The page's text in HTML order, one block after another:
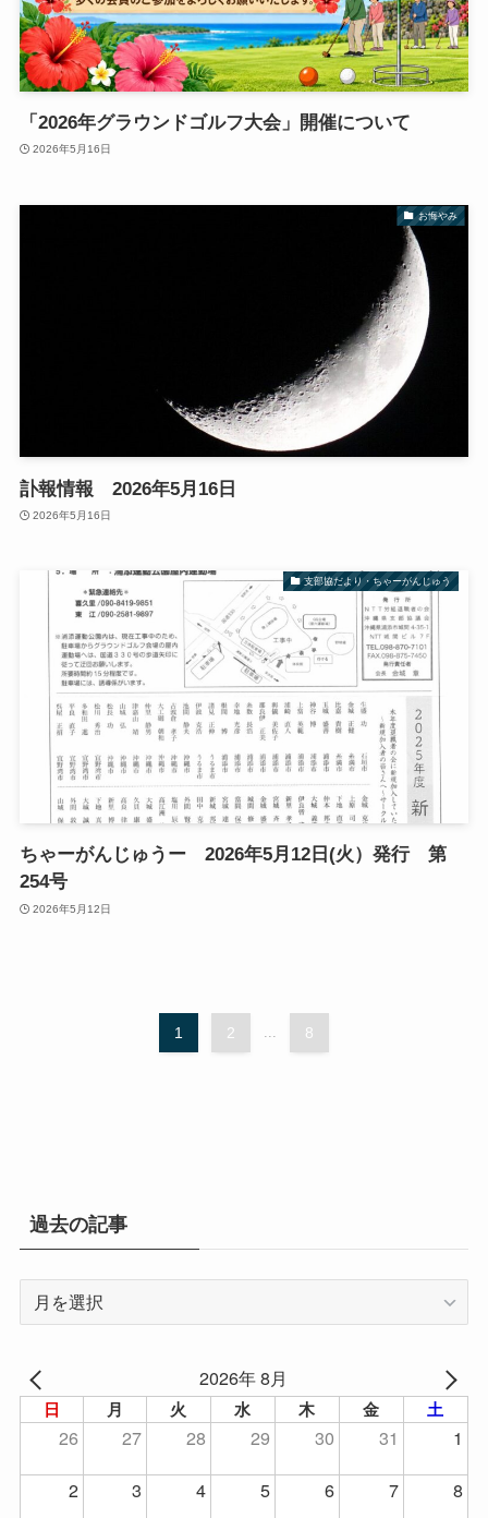
「2026年グラウンドゴルフ大会」開催について
2026年5月16日
お悔やみ
訃報情報 2026年5月16日
2026年5月16日
支部協だより・ちゃーがんじゅう
ちゃーがんじゅうー 2026年5月12日(火）発行 第
254号
2026年5月12日
1 2 ... 8
過去の記事
記
事
2026年 8月
日 月 火 水 木 金 土
26 27 28 29 30 31
1
2
3 4 5 6 7 8